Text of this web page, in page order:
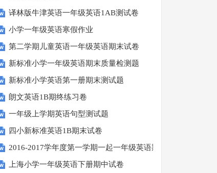
译林版牛津英语一年级英语1AB测试卷
小学一年级英语寒假作业
第二学期儿童英语一年级英语期末试卷
新标准小学一年级英语期末质量检测题
新标准小学英语第一册期末测试题
朗文英语1B期终练习卷
一年级上学期英语句型测试题
四小新标准英语1B期末试卷
2016-2017学年度第一学期一起一年级英语期中试卷
上海小学一年级英语下册期中试卷